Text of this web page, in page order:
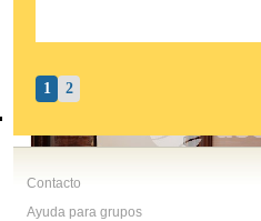
1 2
Contacto
Ayuda para grupos